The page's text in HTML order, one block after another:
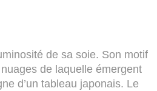
de sa soie. Son motif
de laquelle émergent
d’un tableau japonais. Le